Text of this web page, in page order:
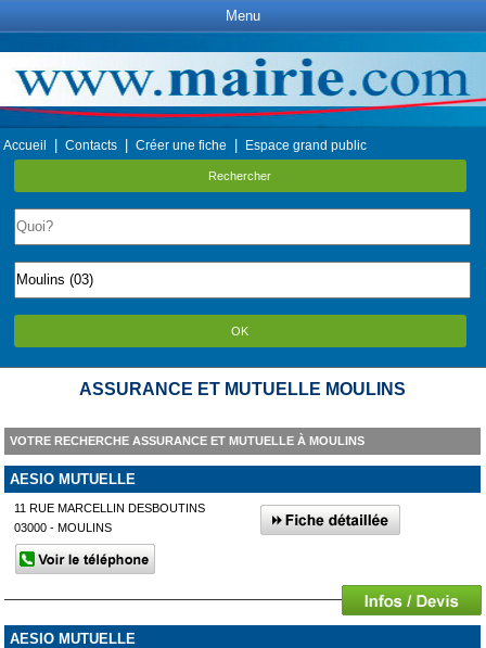
Menu
Accueil Contacts Créer une fiche Espace grand public
Rechercher
OK
ASSURANCE ET MUTUELLE MOULINS
VOTRE RECHERCHE ASSURANCE ET MUTUELLE À MOULINS
AESIO MUTUELLE
11 RUE MARCELLIN DESBOUTINS
03000 - MOULINS
AESIO MUTUELLE